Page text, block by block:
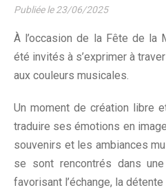
Publiée le23/06/2025
À l’occasion de la Fête de la
été invités à s’exprimer à
aux couleurs musicales.
Un moment de création libre
traduire ses émotions en
souvenirs et les ambiances
se sont rencontrés dans une
favorisant l’échange, la